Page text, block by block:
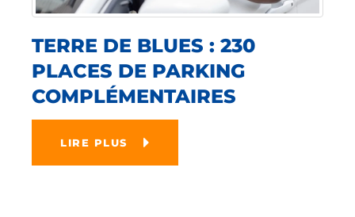
TERRE DE BLUES : 230
PLACES DE PARKING
COMPLÉMENTAIRES
LIRE PLUS